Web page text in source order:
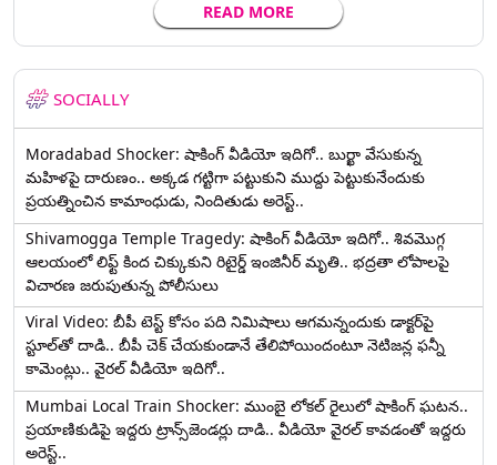
READ MORE
SOCIALLY
Moradabad Shocker: షాకింగ్ వీడియో ఇదిగో.. బుర్ఖా వేసుకున్న
మహిళపై దారుణం.. అక్కడ గట్టిగా పట్టుకుని ముద్దు పెట్టుకునేందుకు
ప్రయత్నించిన కామాంధుడు, నిందితుడు అరెస్ట్..
Shivamogga Temple Tragedy: షాకింగ్ వీడియో ఇదిగో.. శివమొగ్గ
ఆలయంలో లిఫ్ట్ కింద చిక్కుకుని రిటైర్డ్ ఇంజినీర్ మృతి.. భద్రతా లోపాలపై
విచారణ జరుపుతున్న పోలీసులు
Viral Video: బీపీ టెస్ట్‌ కోసం పది నిమిషాలు ఆగమన్నందుకు డాక్టర్‌పై
స్టూల్‌తో దాడి.. బీపీ చెక్ చేయకుండానే తేలిపోయిందంటూ నెటిజన్ల ఫన్నీ
కామెంట్లు.. వైరల్ వీడియో ఇదిగో..
Mumbai Local Train Shocker: ముంబై లోకల్ రైలులో షాకింగ్ ఘటన..
ప్రయాణికుడిపై ఇద్దరు ట్రాన్స్‌జెండర్లు దాడి.. వీడియో వైరల్ కావడంతో ఇద్దరు
అరెస్ట్..